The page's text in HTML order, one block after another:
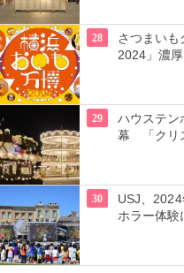
28
さつまい
2024」濃
29
ハウステン
幕 「クリ
30
USJ、
ホラー体験